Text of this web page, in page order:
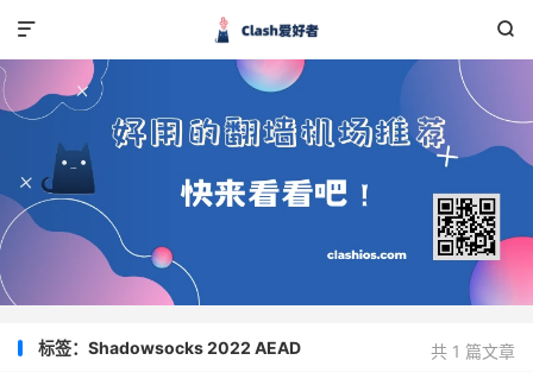


共 1 篇文章
标签：Shadowsocks 2022 AEAD